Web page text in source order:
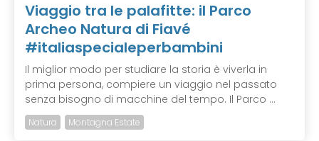
Viaggio tra le palafitte: il Parco
Archeo Natura di Fiavé
#italiaspecialeperbambini
Il miglior modo per studiare la storia è viverla in
prima persona, compiere un viaggio nel passato
senza bisogno di macchine del tempo. Il Parco ...
Natura Montagna Estate